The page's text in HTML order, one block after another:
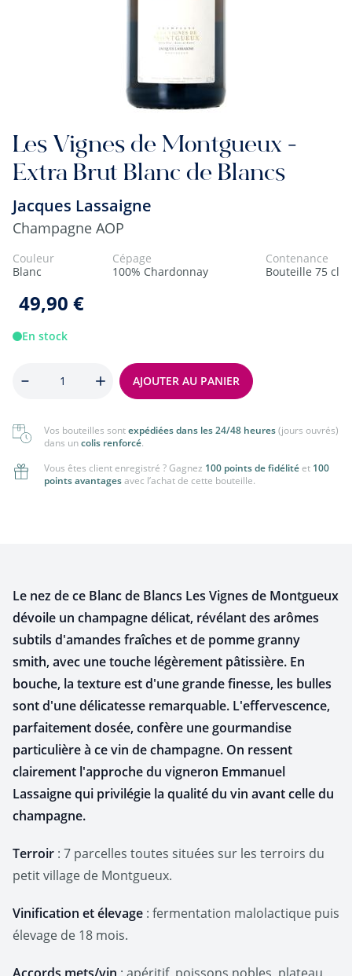
Les Vignes de Montgueux -
Extra Brut Blanc de Blancs
Jacques Lassaigne
Champagne AOP
Couleur
Blanc
Cépage
100% Chardonnay
Contenance
Bouteille 75 cl
49,90 €
En stock
AJOUTER AU PANIER
Vos bouteilles sontexpédiées dans les 24/48 heures(jours ouvrés)
dans uncolis renforcé.
Vous êtes client enregistré ? Gagnez 100 points de fidélité et 100
points avantagesavec l’achat de cette bouteille.
Le nez de ce Blanc de Blancs Les Vignes de Montgueux
dévoile un champagne délicat, révélant des arômes
subtils d'amandes fraîches et de pomme granny
smith, avec une touche légèrement pâtissière. En
bouche, la texture est d'une grande finesse, les bulles
sont d'une délicatesse remarquable. L'effervescence,
parfaitement dosée, confère une gourmandise
particulière à ce vin de champagne. On ressent
clairement l'approche du vigneron Emmanuel
Lassaigne qui privilégie la qualité du vin avant celle du
champagne.
Terroir : 7 parcelles toutes situées sur les terroirs du
petit village de Montgueux.
Vinification et élevage : fermentation malolactique puis
élevage de 18 mois.